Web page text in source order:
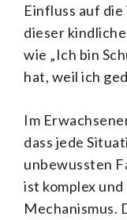
Einfluss auf die
dieser
wie „Ich bin
hat, weil ich
Im
dass jede
unbewussten
ist komplex
Mechanismus.